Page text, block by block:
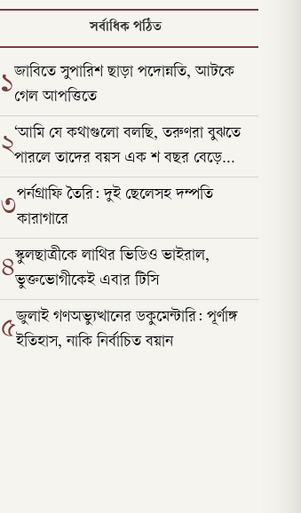
সর্বাধিক পঠিত
১জাবিতে সুপারিশ ছাড়া পদোন্নতি, আটকে
গেল আপত্তিতে
২‘আমি যে কথাগুলো বলছি, তরুণরা বুঝতে
পারলে তাদের বয়স এক শ বছর বেড়ে
যাবে’
৩পর্নগ্রাফি তৈরি: দুই ছেলেসহ দম্পতি
কারাগারে
৪স্কুলছাত্রীকে লাথির ভিডিও ভাইরাল,
ভুক্তভোগীকেই এবার টিসি
৫জুলাই গণঅভ্যুত্থানের ডকুমেন্টারি: পূর্ণাঙ্গ
ইতিহাস, নাকি নির্বাচিত বয়ান